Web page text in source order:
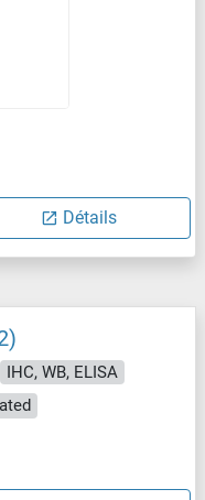
Détails
IHC, WB, ELISA